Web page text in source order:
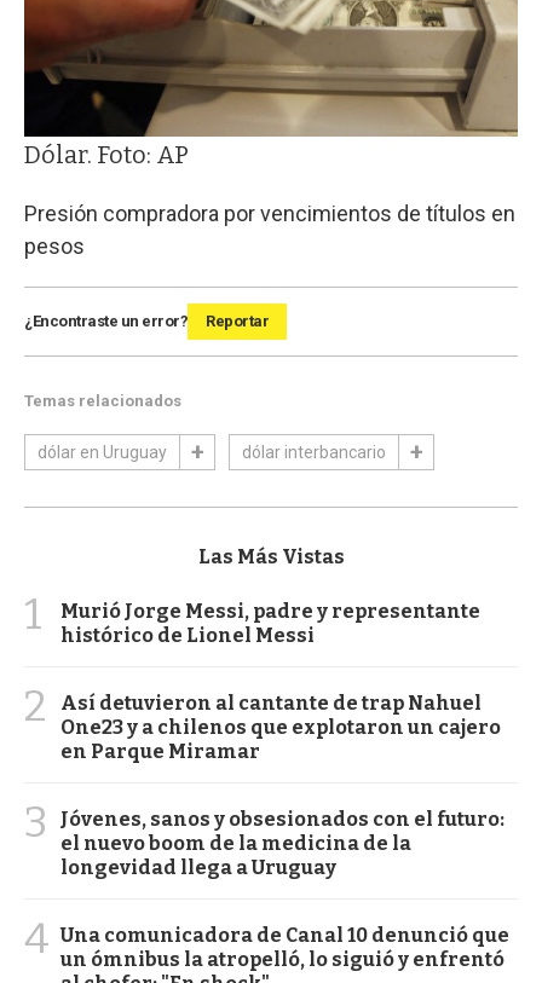
Dólar. Foto: AP
Presión compradora por vencimientos de títulos en
pesos
¿Encontraste un error? Reportar
Temas relacionados
dólar en Uruguay dólar interbancario
Las Más Vistas
1
Murió Jorge Messi, padre y representante
histórico de Lionel Messi
2
Así detuvieron al cantante de trap Nahuel
One23 y a chilenos que explotaron un cajero
en Parque Miramar
3
Jóvenes, sanos y obsesionados con el futuro:
el nuevo boom de la medicina de la
longevidad llega a Uruguay
4 Una comunicadora de Canal 10 denunció que
un ómnibus la atropelló, lo siguió y enfrentó